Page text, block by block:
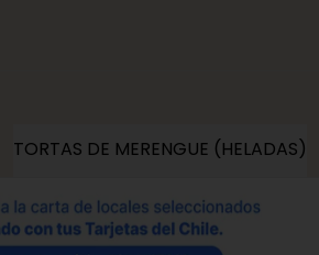
TORTAS DE MERENGUE (HELADAS)